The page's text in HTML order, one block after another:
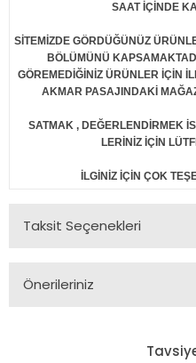
SAAT İÇİNDE
SİTEMİZDE GÖRDÜĞÜNÜZ
BÖLÜMÜNÜ
GÖREMEDİĞİNİZ ÜRÜNLER İÇİN
AKMAR PASAJINDAKİ
SATMAK , DEĞERLENDİRMEK
LERİNİZ İÇİN
İLGİNİZ İÇİN ÇOK
Taksit Seçenekleri
Önerileriniz
kullanarak tarafımıza